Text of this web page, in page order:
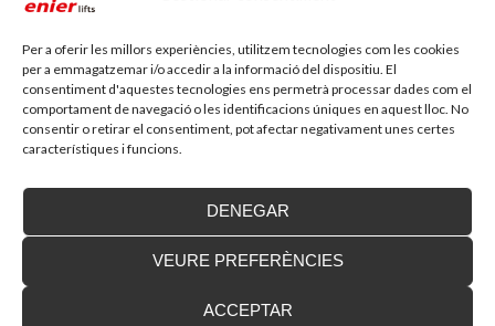
Per a oferir les millors experiències, utilitzem tecnologies com les cookies
per a emmagatzemar i/o accedir a la informació del dispositiu. El
consentiment d'aquestes tecnologies ens permetrà processar dades com el
comportament de navegació o les identificacions úniques en aquest lloc. No
consentir o retirar el consentiment, pot afectar negativament unes certes
característiques i funcions.
ACCEPTAR
DENEGAR
VEURE PREFERÈNCIES
MÉS NOTÍCIES
ELEVADOR UNIFAMILIAR EHP 05